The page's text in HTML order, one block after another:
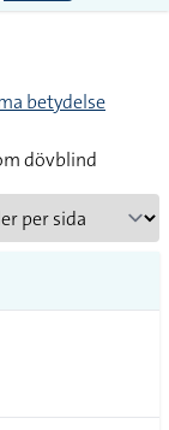
betydelse
dövblind